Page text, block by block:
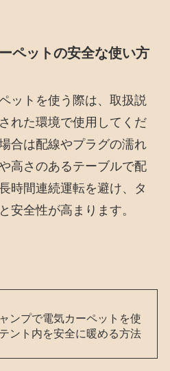
ペットの安全な使い方
ットを使う際は、取扱説
れた環境で使用してくだ
合は配線やプラグの濡れ
高さのあるテーブルで配
時間連続運転を避け、タ
安全性が高まります。
ンプで電気カーペットを使
ント内を安全に暖める方法